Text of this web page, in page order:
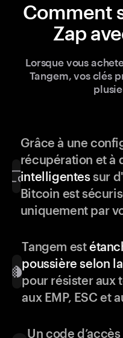
Comment
Zap
Lorsque vous
Tangem, vos clés
Grâce à une
récupération et à
intelligentessur
Bitcoin est
uniquement par
Tangem est
poussière selon
pour résister aux
aux EMP, ESC et
Un code